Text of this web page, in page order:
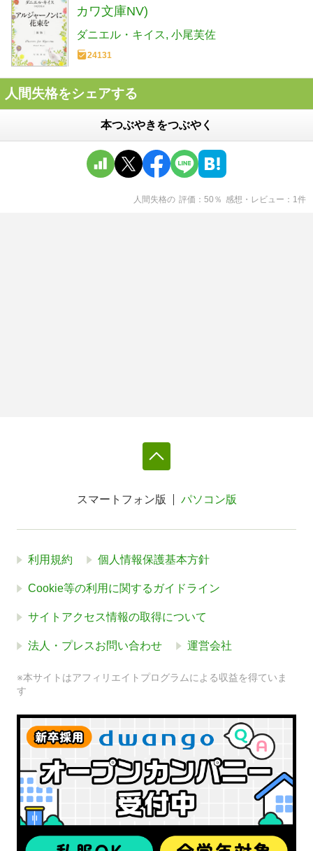
カワ文庫NV)
ダニエル・キイス 小尾芙佐
24131
人間失格をシェアする
本つぶやきをつぶやく
人間失格の 評価 50 ％ 感想・レビュー 1件
スマートフォン版 パソコン版
利用規約 個人情報保護基本方針
Cookie等の利用に関するガイドライン
サイトアクセス情報の取得について
法人・プレスお問い合わせ 運営会社
※本サイトはアフィリエイトプログラムによる収益を得ていま
す